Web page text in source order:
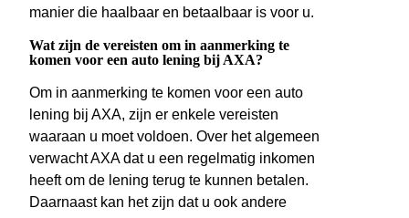
manier die haalbaar en betaalbaar is voor u.
Wat zijn de vereisten om in aanmerking te
komen voor een auto lening bij AXA?
Om in aanmerking te komen voor een auto
lening bij AXA, zijn er enkele vereisten
waaraan u moet voldoen. Over het algemeen
verwacht AXA dat u een regelmatig inkomen
heeft om de lening terug te kunnen betalen.
Daarnaast kan het zijn dat u ook andere